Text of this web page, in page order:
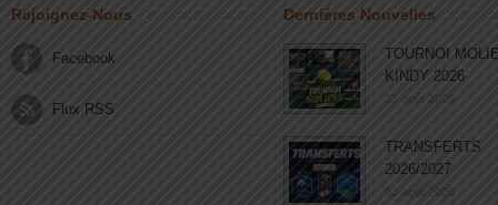
Rejoignez-Nous
Facebook
Flux RSS
Dernières Nouvelles
TOURNOI
KINDY 2026
03 août 2026
TRANSFERTS
2026/2027
03 août 2026